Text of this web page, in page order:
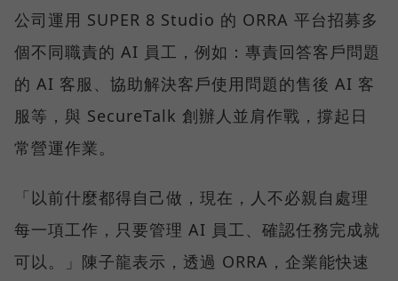
公司運用 SUPER 8 Studio 的 ORRA 平台招募多
個不同職責的 AI 員工，例如：專責回答客戶問題
的 AI 客服、協助解決客戶使用問題的售後 AI 客
服等，與 SecureTalk 創辦人並肩作戰，撐起日
常營運作業。
「以前什麼都得自己做，現在，人不必親自處理
每一項工作，只要管理 AI 員工、確認任務完成就
可以。」陳子龍表示，透過 ORRA，企業能快速